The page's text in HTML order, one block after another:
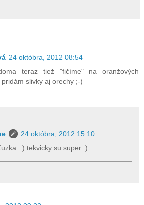
24 októbra, 2012 08:54
teraz tiež "fičíme" na oranžových
slivky aj orechy ;-)
24 októbra, 2012 15:10
tekvicky su super :)